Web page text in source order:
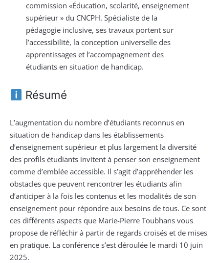
commission «Éducation, scolarité, enseignement
supérieur » du CNCPH. Spécialiste de la
pédagogie inclusive, ses travaux portent sur
l’accessibilité, la conception universelle des
apprentissages et l’accompagnement des
étudiants en situation de handicap.
Résumé
L’augmentation du nombre d’étudiants reconnus en
situation de handicap dans les établissements
d’enseignement supérieur et plus largement la diversité
des profils étudiants invitent à penser son enseignement
comme d’emblée accessible. Il s’agit d’appréhender les
obstacles que peuvent rencontrer les étudiants afin
d’anticiper à la fois les contenus et les modalités de son
enseignement pour répondre aux besoins de tous. Ce sont
ces différents aspects que Marie-Pierre Toubhans vous
propose de réfléchir à partir de regards croisés et de mises
en pratique. La conférence s’est déroulée le mardi 10 juin
2025.